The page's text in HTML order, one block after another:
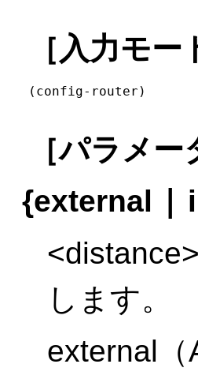
［入力モー
(config-router)
［パラメー
{external
します。
external